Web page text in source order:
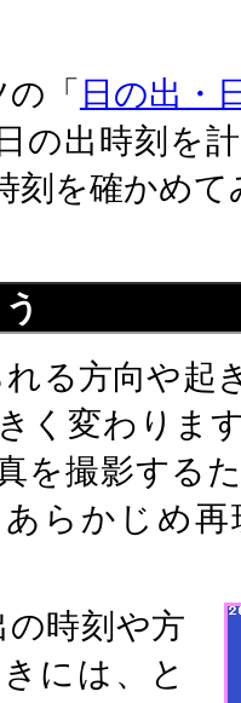
「 日の出・
の出時刻を
刻を確かめ
る方向や起
く変わりま
を撮影する
らかじめ
時刻や方
には、と